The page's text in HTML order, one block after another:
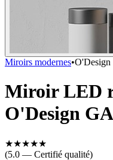
Miroirs modernes•O'Design
Miroir LED
O'Design
★★★★★
(5.0 — Certifié qualité)